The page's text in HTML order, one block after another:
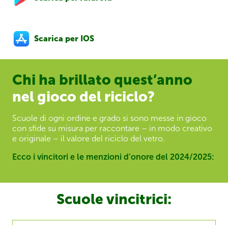
Scarica per IOS
Chi ha brillato quest’anno
nel gioco del riciclo?
Scuole di ogni ordine e grado si sono messe in gioco
con sfide su misura per raccontare – in modo creativo
e originale – il valore del riciclo del vetro.
Ecco i vincitori e le menzioni d’onore del 2024/2025:
Scuole vincitrici: